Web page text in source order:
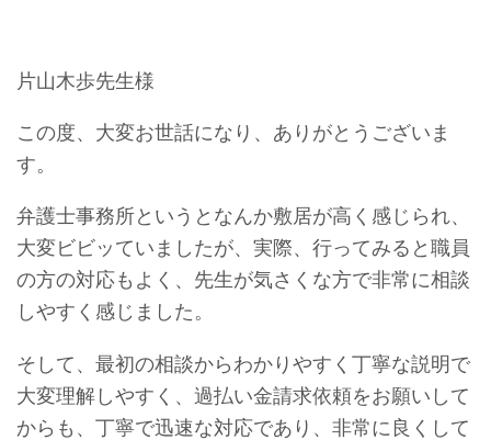
片山木歩先生様
この度、大変お世話になり、ありがとうございま
す。
弁護士事務所というとなんか敷居が高く感じられ、
大変ビビッていましたが、実際、行ってみると職員
の方の対応もよく、先生が気さくな方で非常に相談
しやすく感じました。
そして、最初の相談からわかりやすく丁寧な説明で
大変理解しやすく、過払い金請求依頼をお願いして
からも、丁寧で迅速な対応であり、非常に良くして